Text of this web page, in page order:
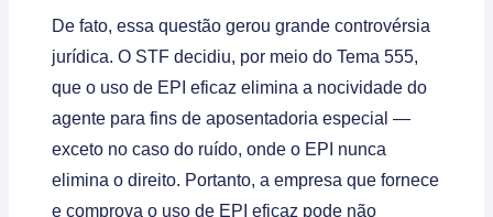
De fato, essa questão gerou grande controvérsia
jurídica. O STF decidiu, por meio do Tema 555,
que o uso de EPI eficaz elimina a nocividade do
agente para fins de aposentadoria especial —
exceto no caso do ruído, onde o EPI nunca
elimina o direito. Portanto, a empresa que fornece
e comprova o uso de EPI eficaz pode não